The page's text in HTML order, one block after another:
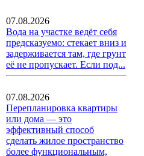
07.08.2026
Вода на участке ведёт себя
предсказуемо: стекает вниз и
задерживается там, где грунт
её не пропускает. Если под...
07.08.2026
Перепланировка квартиры
или дома — это
эффективный способ
сделать жилое пространство
более функциональным,